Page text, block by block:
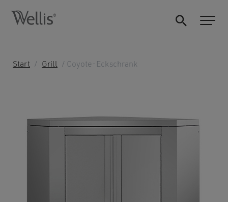
Start / Grill / Coyote-Eckschrank